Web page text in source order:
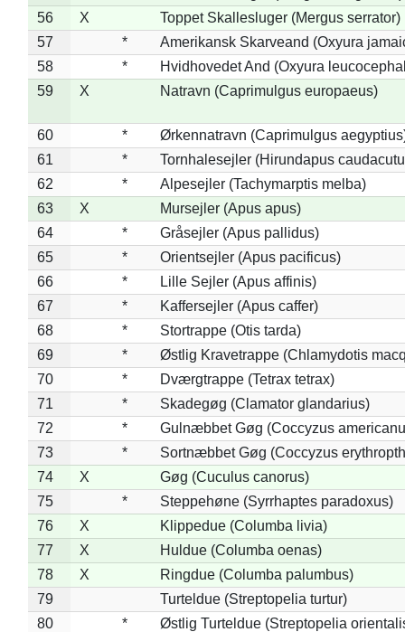
56
X
Toppet Skallesluger (Mergus serrator)
57
*
Amerikansk Skarveand (Oxyura
58
*
Hvidhovedet And (Oxyura
59
X Natravn (Caprimulgus europaeus)
60 *
Ørkennatravn (Caprimulgus
61
*
Tornhalesejler (Hirundapus
62
*
Alpesejler (Tachymarptis melba)
63
X
Mursejler (Apus apus)
64
*
Gråsejler (Apus pallidus)
65
*
Orientsejler (Apus pacificus)
66
*
Lille Sejler (Apus affinis)
67
*
Kaffersejler (Apus caffer)
68
*
Stortrappe (Otis tarda)
69
*
Østlig Kravetrappe (Chlamydotis
70
*
Dværgtrappe (Tetrax tetrax)
71
*
Skadegøg (Clamator glandarius)
72
*
Gulnæbbet Gøg (Coccyzus
73
*
Sortnæbbet Gøg (Coccyzus
74
X
Gøg (Cuculus canorus)
75
*
Steppehøne (Syrrhaptes paradoxus)
76
X
Klippedue (Columba livia)
77
X
Huldue (Columba oenas)
78
X
Ringdue (Columba palumbus)
79
Turteldue (Streptopelia turtur)
80
*
Østlig Turteldue (Streptopelia